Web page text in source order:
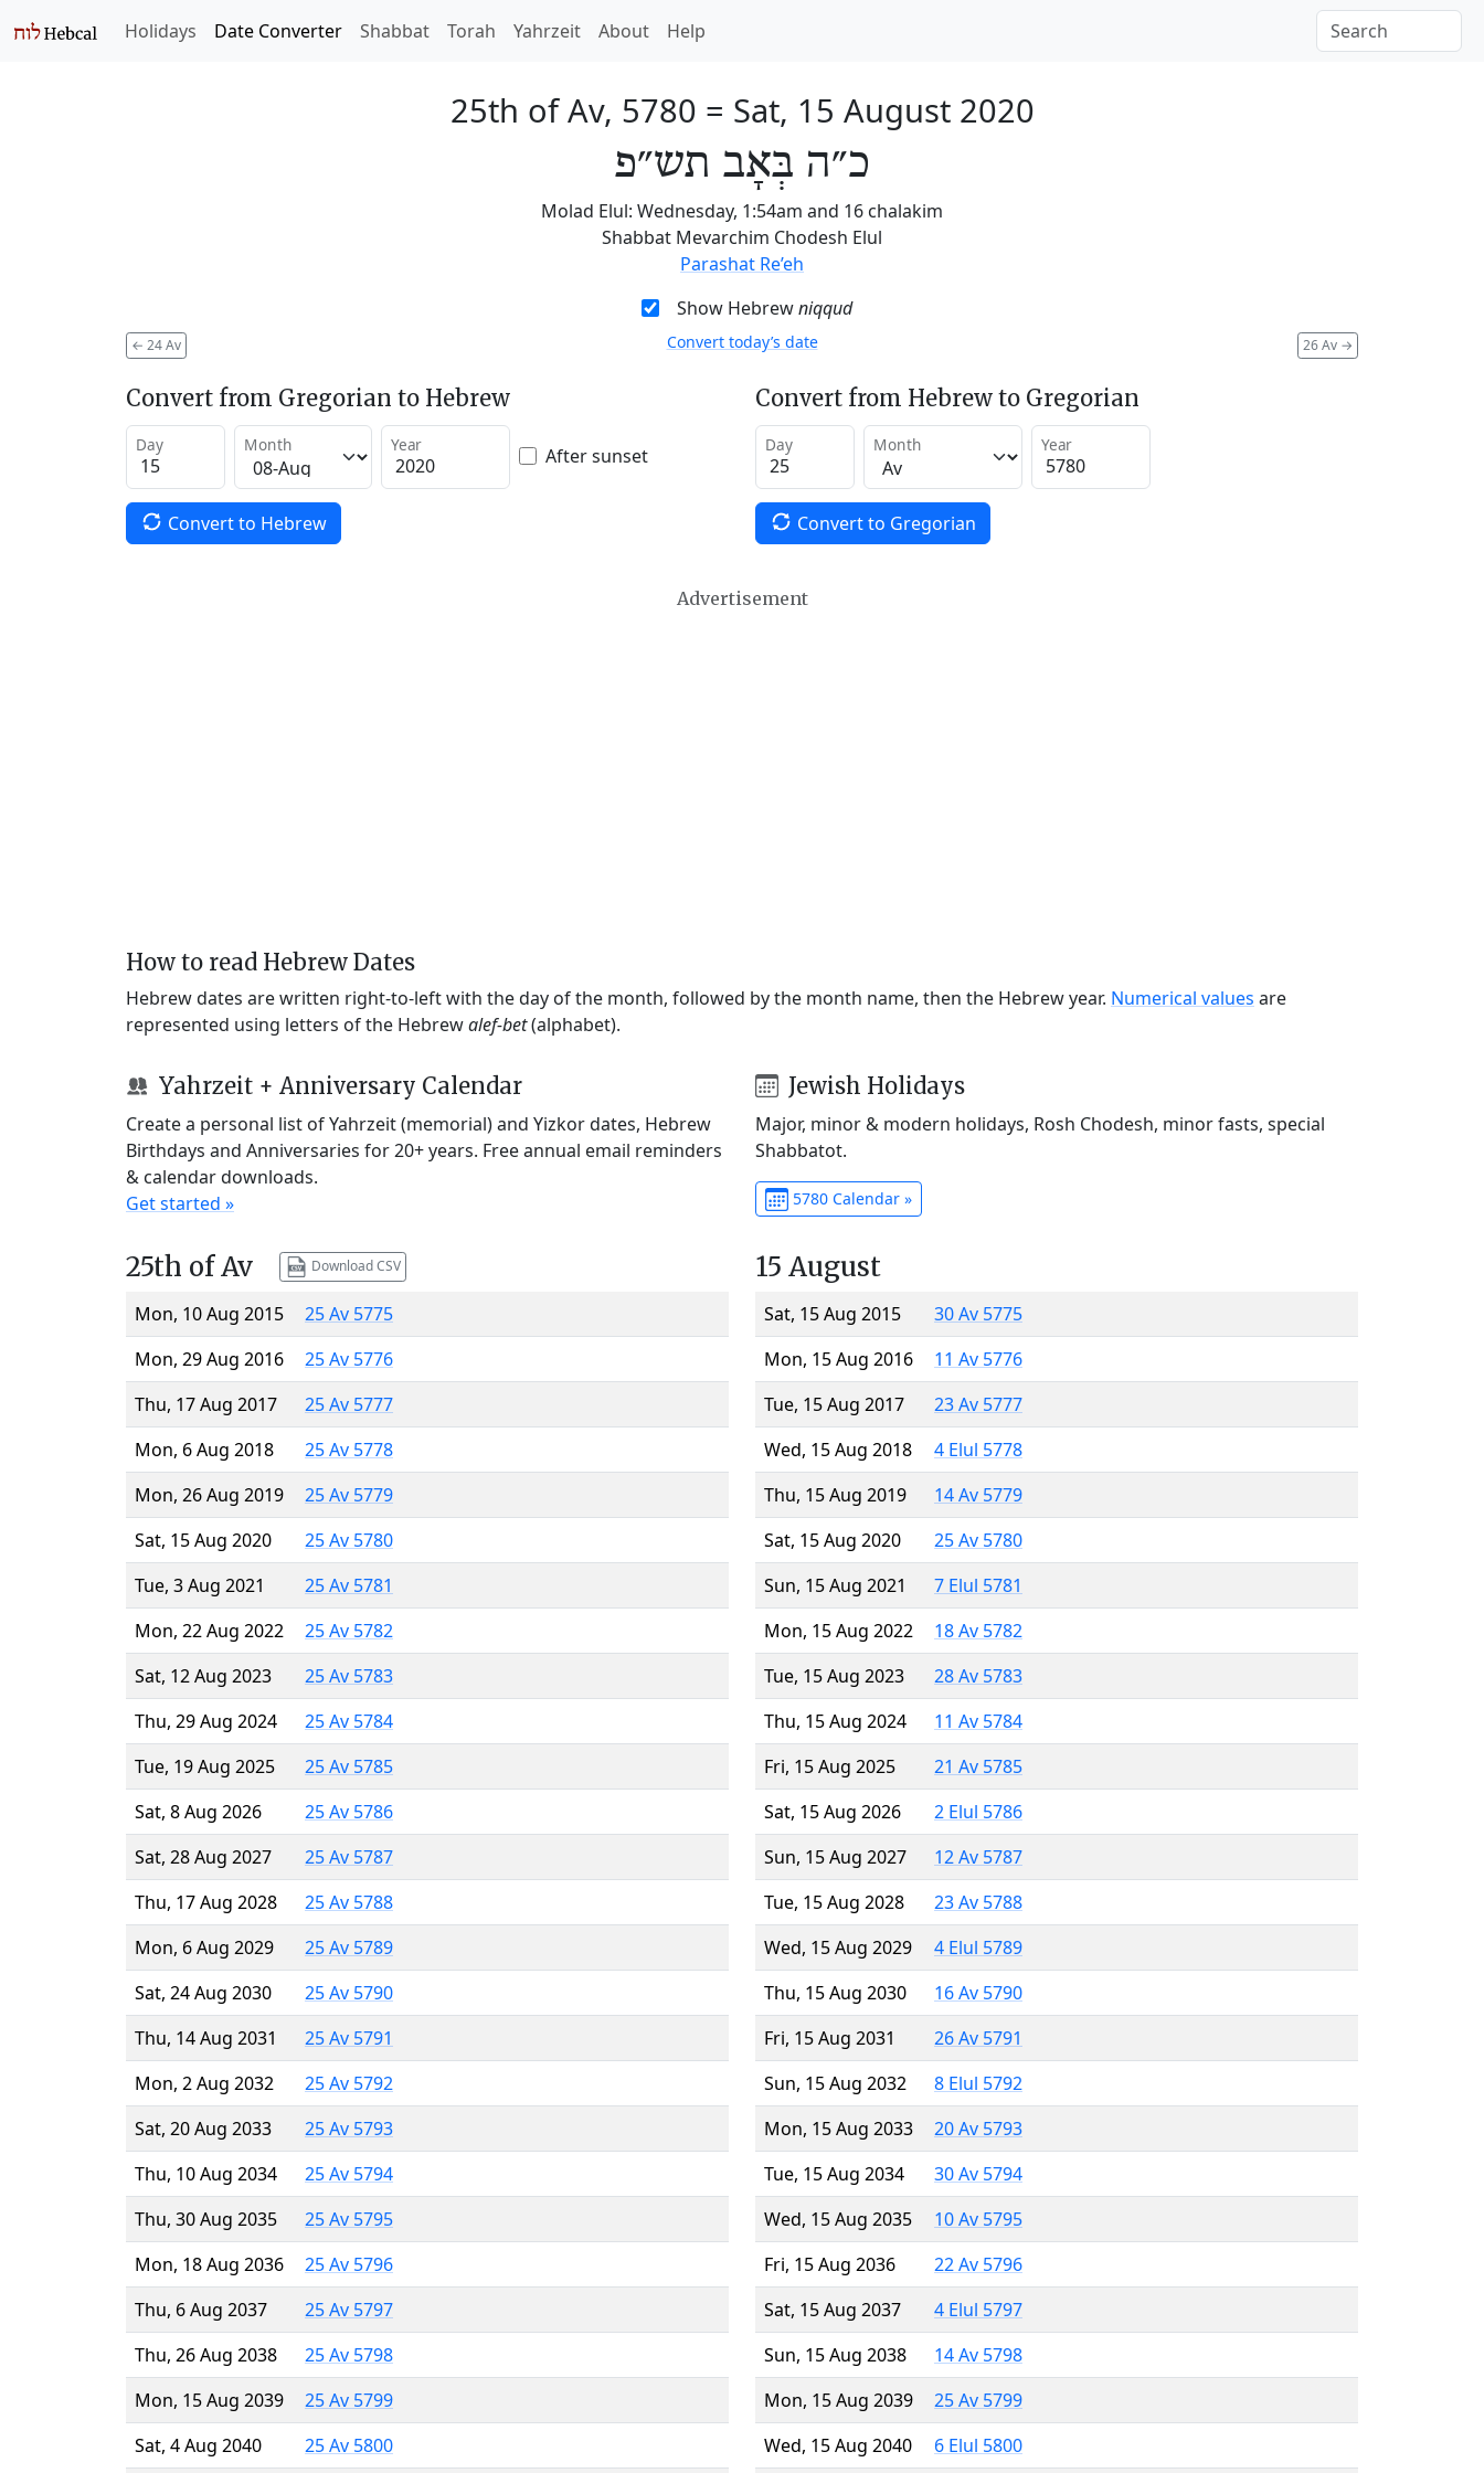
Holidays Date Converter Shabbat Torah Yahrzeit About Help
25th of Av, 5780 = Sat, 15 August 2020
כ״ה בְּאָב תש״פ
Molad Elul: Wednesday, 1:54am and 16 chalakim
Shabbat Mevarchim Chodesh Elul
Parashat Re’eh
Show Hebrewniqqud
← 24 Av 26 Av →
Convert today’s date
Convert from Gregorian to Hebrew
Day Month Year After sunset
Convert to Hebrew
Convert from Hebrew to Gregorian
Day Month Year
Convert to Gregorian
Advertisement
How to read Hebrew Dates
Hebrew dates are written right-to-left with the day of the month, followed by the month name, then the Hebrew year. Numerical values are
represented using letters of the Hebrewalef-bet(alphabet).
Yahrzeit + Anniversary Calendar
Create a personal list of Yahrzeit (memorial) and Yizkor dates, Hebrew
Birthdays and Anniversaries for 20+ years. Free annual email reminders
& calendar downloads.
Get started »
Jewish Holidays
Major, minor & modern holidays, Rosh Chodesh, minor fasts, special
Shabbatot.
5780 Calendar »
25th of Av Download CSV
Mon, 10 Aug 2015
25 Av 5775
Mon, 29 Aug 2016
25 Av 5776
Thu, 17 Aug 2017
25 Av 5777
Mon, 6 Aug 2018
25 Av 5778
Mon, 26 Aug 2019
25 Av 5779
Sat, 15 Aug 2020
25 Av 5780
Tue, 3 Aug 2021
25 Av 5781
Mon, 22 Aug 2022
25 Av 5782
Sat, 12 Aug 2023
25 Av 5783
Thu, 29 Aug 2024
25 Av 5784
Tue, 19 Aug 2025
25 Av 5785
Sat, 8 Aug 2026
25 Av 5786
Sat, 28 Aug 2027
25 Av 5787
Thu, 17 Aug 2028
25 Av 5788
Mon, 6 Aug 2029
25 Av 5789
Sat, 24 Aug 2030
25 Av 5790
Thu, 14 Aug 2031
25 Av 5791
Mon, 2 Aug 2032
25 Av 5792
Sat, 20 Aug 2033
25 Av 5793
Thu, 10 Aug 2034
25 Av 5794
Thu, 30 Aug 2035
25 Av 5795
Mon, 18 Aug 2036
25 Av 5796
Thu, 6 Aug 2037
25 Av 5797
Thu, 26 Aug 2038
25 Av 5798
Mon, 15 Aug 2039
25 Av 5799
Sat, 4 Aug 2040
25 Av 5800
15 August
Sat, 15 Aug 2015
30 Av 5775
Mon, 15 Aug 2016
11 Av 5776
Tue, 15 Aug 2017
23 Av 5777
Wed, 15 Aug 2018
4 Elul 5778
Thu, 15 Aug 2019
14 Av 5779
Sat, 15 Aug 2020
25 Av 5780
Sun, 15 Aug 2021
7 Elul 5781
Mon, 15 Aug 2022
18 Av 5782
Tue, 15 Aug 2023
28 Av 5783
Thu, 15 Aug 2024
11 Av 5784
Fri, 15 Aug 2025
21 Av 5785
Sat, 15 Aug 2026
2 Elul 5786
Sun, 15 Aug 2027
12 Av 5787
Tue, 15 Aug 2028
23 Av 5788
Wed, 15 Aug 2029
4 Elul 5789
Thu, 15 Aug 2030
16 Av 5790
Fri, 15 Aug 2031
26 Av 5791
Sun, 15 Aug 2032
8 Elul 5792
Mon, 15 Aug 2033
20 Av 5793
Tue, 15 Aug 2034
30 Av 5794
Wed, 15 Aug 2035
10 Av 5795
Fri, 15 Aug 2036
22 Av 5796
Sat, 15 Aug 2037
4 Elul 5797
Sun, 15 Aug 2038
14 Av 5798
Mon, 15 Aug 2039
25 Av 5799
Wed, 15 Aug 2040
6 Elul 5800